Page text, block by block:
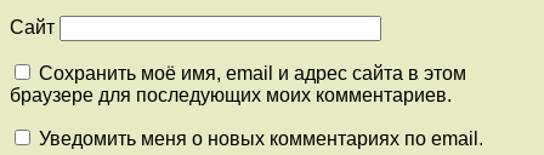
Сайт
Сохранить моё имя, email и адрес сайта в этом
браузере для последующих моих комментариев.
Уведомить меня о новых комментариях по email.